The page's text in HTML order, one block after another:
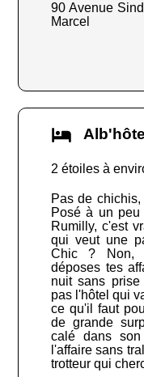
90 Avenue
Marcel
2 étoiles à
Pas de
Posé à un
Rumilly, c'est
qui veut une
Chic ? Non,
déposes tes
nuit sans
pas l'hôtel qui
ce qu'il faut
de grande
calé dans
l'affaire sans
trotteur qui